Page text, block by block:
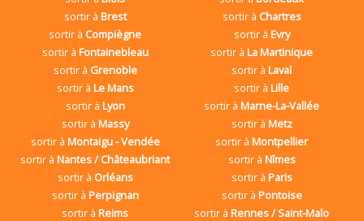
sortir à Brest sortir à Chartres
sortir à Compiègne sortir à Evry
sortir à Fontainebleau sortir àLa Martinique
sortir à Grenoble sortir àLaval
sortir à Le Mans sortir àLille
sortir à Lyon sortir àMarne-La-Vallée
sortir à Massy sortir à Metz
sortir à Montaigu - Vendée sortir àMontpellier
sortir àNantes / Châteaubriant sortir à Nîmes
sortir à Orléans sortir à Paris
sortir à Perpignan sortir à Pontoise
sortir àReims sortir àRennes / Saint-Malo